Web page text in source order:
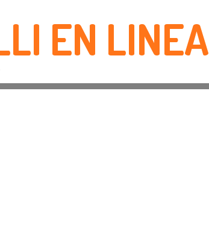
EN LINEA